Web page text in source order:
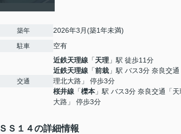
築年 2026年3月(築1年未満)
駐車 空有
交通
近鉄天理線 「天理 」駅 徒歩11分
近鉄天理線 「前栽 」駅 バス3分 奈良交
理北大路」 停歩3分
桜井線 「櫟本 」駅 バス3分 奈良交通「
大路」 停歩3分
ＳＳ１４の詳細情報